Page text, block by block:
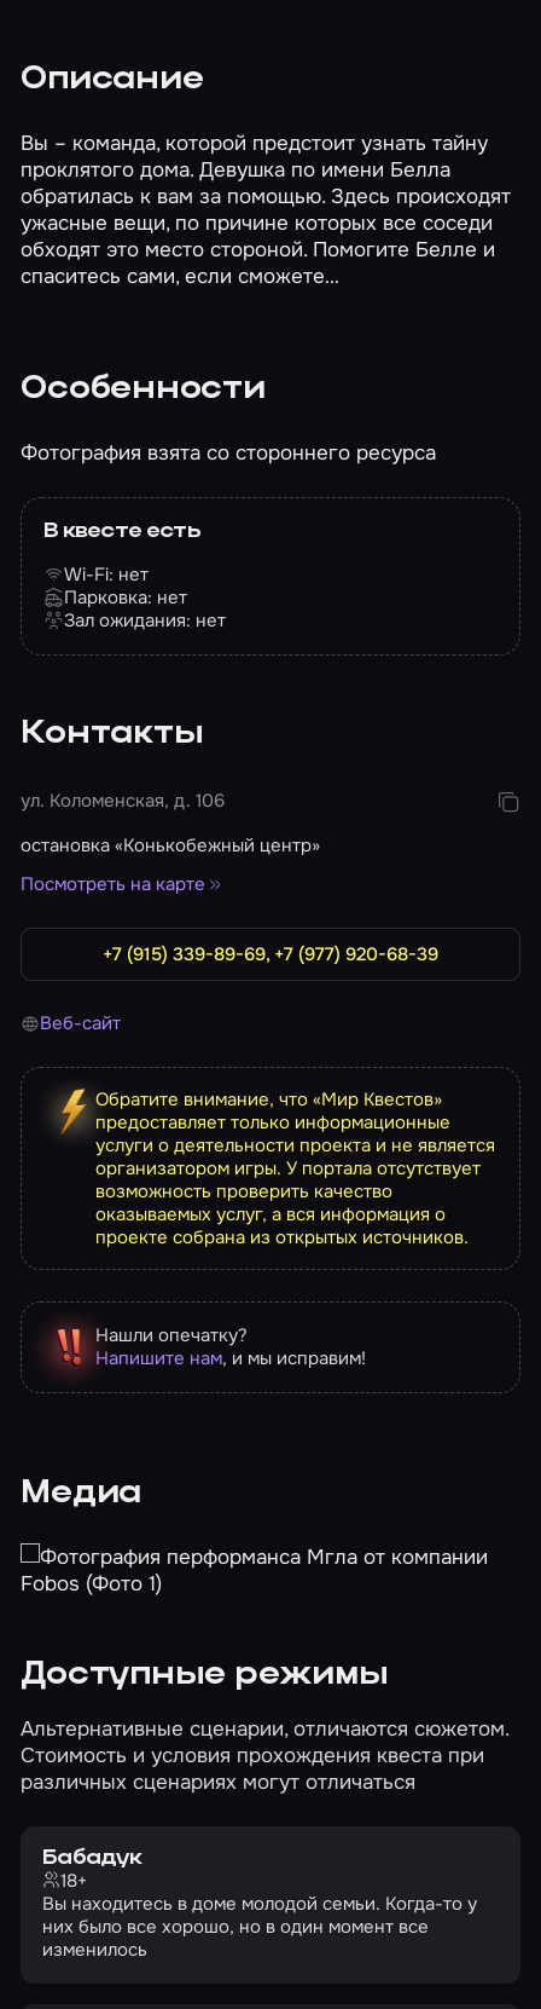
Описание
Вы – команда, которой предстоит узнать тайну
проклятого дома. Девушка по имени Белла
обратилась к вам за помощью. Здесь происходят
ужасные вещи, по причине которых все соседи
обходят это место стороной. Помогите Белле и
спаситесь сами, если сможете…
Особенности
Фотография взята со стороннего ресурса
В квесте есть
Wi-Fi: нет
Парковка: нет
Зал ожидания: нет
Контакты
ул. Коломенская, д. 106
остановка «Конькобежный центр»
Посмотреть на карте
+7 (915) 339-89-69, +7 (977) 920-68-39
Веб-сайт
Обратите внимание, что «Мир Квестов»
предоставляет только информационные
услуги о деятельности проекта и не является
организатором игры. У портала отсутствует
возможность проверить качество
оказываемых услуг, а вся информация о
проекте собрана из открытых источников.
Нашли опечатку?
Напишите нам, и мы исправим!
Медиа
Доступные режимы
Альтернативные сценарии, отличаются сюжетом.
Стоимость и условия прохождения квеста при
различных сценариях могут отличаться
Бабадук
18+
Вы находитесь в доме молодой семьи. Когда-то у
них было все хорошо, но в один момент все
изменилось